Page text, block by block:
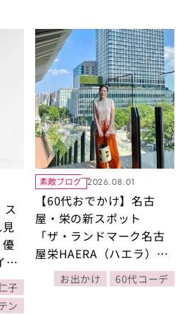
ス
プ
ト
の
子
ン
素敵ブログ 2026.08.01
【60代おでかけ】名古
屋・栄の新スポット
「ザ・ランドマーク名古
屋栄HAERA（ハエラ）」
へ！絶景テラスや話題の
ショップを満喫
お出かけ 60代コーデ